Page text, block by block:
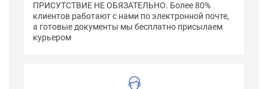
ПРИСУТСТВИЕ НЕ ОБЯЗАТЕЛЬНО. Более 80%
клиентов работают с нами по электронной почте,
а готовые документы мы бесплатно присылаем
курьером